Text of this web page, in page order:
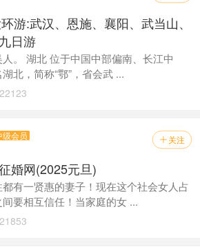
游:武汉、恩施、襄阳、武当山、
日游
。 湖北 位于中国中部偏南、长江中
北，简称“鄂”，省会武 ...
22123
 关注
级会员
婚网(2025元旦)
有一贤惠的妻子！现在这个社会女人占
要相互信任！当家庭的女 ...
21853